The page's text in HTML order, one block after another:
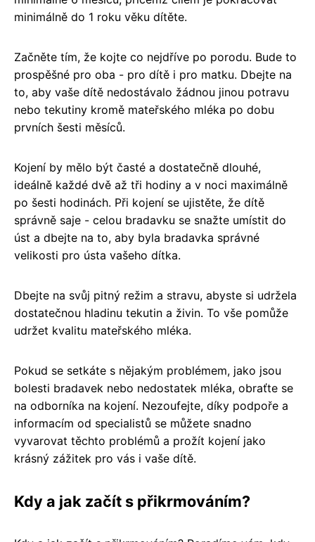
minimálně do 1 roku věku dítěte.
Začněte tím, že kojte co nejdříve po porodu. Bude to
prospěšné pro oba - pro dítě i pro matku. Dbejte na
to, aby vaše dítě nedostávalo žádnou jinou potravu
nebo tekutiny kromě mateřského mléka po dobu
prvních šesti měsíců.
Kojení by mělo být časté a dostatečně dlouhé,
ideálně každé dvě až tři hodiny a v noci maximálně
po šesti hodinách. Při kojení se ujistěte, že dítě
správně saje - celou bradavku se snažte umístit do
úst a dbejte na to, aby byla bradavka správné
velikosti pro ústa vašeho dítka.
Dbejte na svůj pitný režim a stravu, abyste si udržela
dostatečnou hladinu tekutin a živin. To vše pomůže
udržet kvalitu mateřského mléka.
Pokud se setkáte s nějakým problémem, jako jsou
bolesti bradavek nebo nedostatek mléka, obraťte se
na odborníka na kojení. Nezoufejte, díky podpoře a
informacím od specialistů se můžete snadno
vyvarovat těchto problémů a prožít kojení jako
krásný zážitek pro vás i vaše dítě.
Kdy a jak začít s přikrmováním?